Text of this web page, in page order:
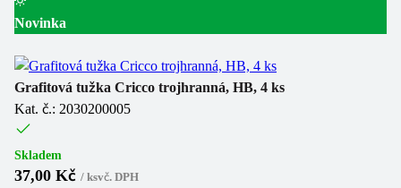
Novinka
Grafitová tužka Cricco trojhranná, HB, 4 ks
Kat. č.: 2030200005
Skladem
37,00 Kč / ksvč. DPH